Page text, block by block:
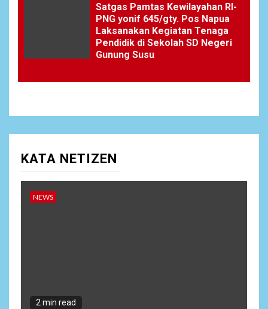
Satgas Pamtas Kewilayahan RI-
PNG yonif 645/gty. Pos Napua
Laksanakan Kegiatan Tenaga
Pendidik di Sekolah SD Negeri
Gunung Susu
KATA NETIZEN
NEWS
2 min read